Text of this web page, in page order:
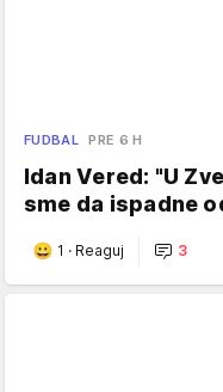
FUDBAL PRE 6 H
Idan Vered: "U
sme da ispadne
1 · Reaguj 3